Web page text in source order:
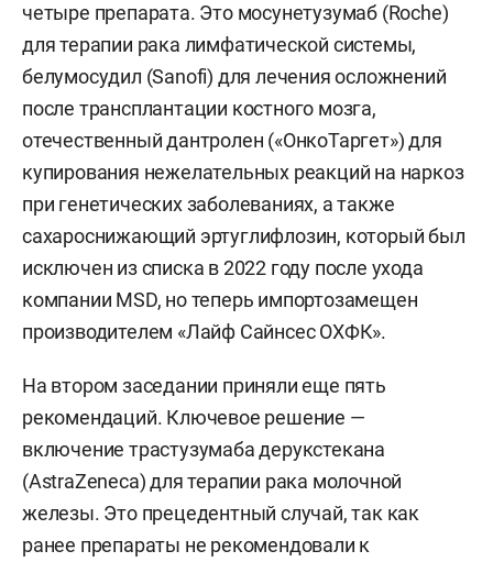
четыре препарата. Это мосунетузумаб (Roche)
для терапии рака лимфатической системы,
белумосудил (Sanofi) для лечения осложнений
после трансплантации костного мозга,
отечественный дантролен («ОнкоТаргет») для
купирования нежелательных реакций на наркоз
при генетических заболеваниях, а также
сахароснижающий эртуглифлозин, который был
исключен из списка в 2022 году после ухода
компании MSD, но теперь импортозамещен
производителем «Лайф Сайнсес ОХФК».
На втором заседании приняли еще пять
рекомендаций. Ключевое решение —
включение трастузумаба дерукстекана
(AstraZeneca) для терапии рака молочной
железы. Это прецедентный случай, так как
ранее препараты не рекомендовали к